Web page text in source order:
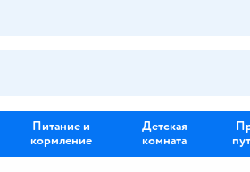
Питание и
кормление
Детская
комната